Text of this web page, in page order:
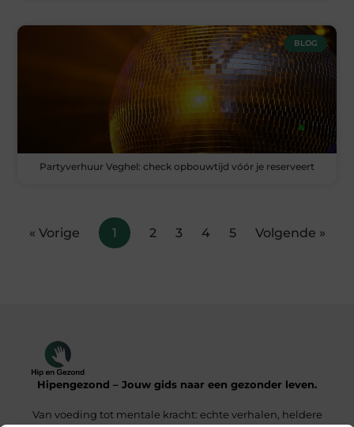
BLOG
Partyverhuur Veghel: check opbouwtijd vóór je reserveert
« Vorige 1 2 3 4 5 Volgende »
Hipengezond – Jouw gids naar een gezonder leven.
Van voeding tot mentale kracht: echte verhalen, heldere